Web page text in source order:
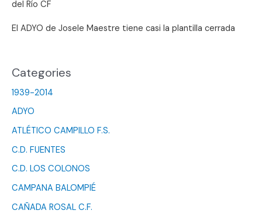
del Río CF
El ADYO de Josele Maestre tiene casi la plantilla cerrada
Categories
1939-2014
ADYO
ATLÉTICO CAMPILLO F.S.
C.D. FUENTES
C.D. LOS COLONOS
CAMPANA BALOMPIÉ
CAÑADA ROSAL C.F.